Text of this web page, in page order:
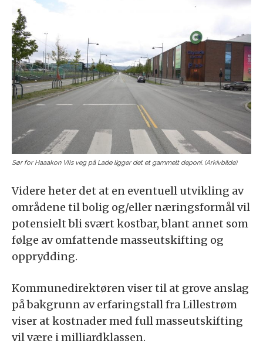
Sør for Haaakon VIIs veg på Lade ligger det et gammelt deponi. (Arkivbilde)
Videre heter det at en eventuell utvikling av
områdene til bolig og/eller næringsformål vil
potensielt bli svært kostbar, blant annet som
følge av omfattende masseutskifting og
opprydding.
Kommunedirektøren viser til at grove anslag
på bakgrunn av erfaringstall fra Lillestrøm
viser at kostnader med full masseutskifting
vil være i milliardklassen.